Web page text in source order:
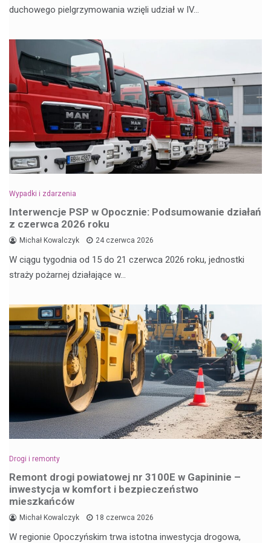
duchowego pielgrzymowania wzięli udział w IV…
Wypadki i zdarzenia
Interwencje PSP w Opocznie: Podsumowanie działań
z czerwca 2026 roku
Michał Kowalczyk 24 czerwca 2026
W ciągu tygodnia od 15 do 21 czerwca 2026 roku, jednostki
straży pożarnej działające w…
Drogi i remonty
Remont drogi powiatowej nr 3100E w Gapininie –
inwestycja w komfort i bezpieczeństwo
mieszkańców
Michał Kowalczyk 18 czerwca 2026
W regionie Opoczyńskim trwa istotna inwestycja drogowa,